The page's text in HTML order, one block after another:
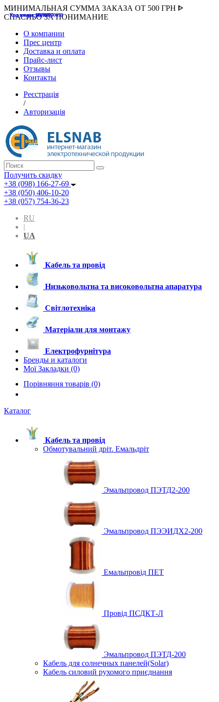
МИНИМАЛЬНАЯ СУММА ЗАКАЗА ОТ 500 ГРН ᐈ
СПАСИБО ЗА ПОНИМАНИЕ
О компании
Прес центр
Доставка и оплата
Прайс-лист
Отзывы
Контакты
Реєстрація
/
Авторизація
Получить скидку
+38 (098) 166-27-69
+38 (050) 406-10-20
+38 (057) 754-36-23
RU
|
UA
Кабель та провід
Низьковольтна та високовольтна апаратура
Світлотехніка
Матеріали для монтажу
Електрофурнітура
Бренды и каталоги
Мої Закладки (0)
Порівняння товарів (0)
Каталог
Кабель та провід
Обмотувальний дріт. Емальдріт
Эмальпровод ПЭТД2-200
Эмальпровод ПЭЭИДХ2-200
Емальпровід ПЕТ
Провід ПСДКТ-Л
Эмальпровод ПЭТД-200
Кабель для солнечных панелей(Solar)
Кабель силовий рухомого приєднання
Код товара :507000
Код товара :HUK-K00058
Код товара :Т075177
Код товара :pnsv12
Код товара :HUK-K00072